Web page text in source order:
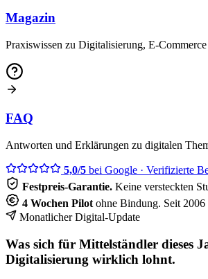
Magazin
Praxiswissen zu Digitalisierung, E-
FAQ
Antworten und Erklärungen zu digitalen
5,0/5 bei Google · Verifizierte
Festpreis-Garantie. Keine versteckten
4 Wochen Pilot ohne Bindung. Seit 2006
Monatlicher Digital-Update
Was sich für Mittelständler dieses
Digitalisierung wirklich lohnt.